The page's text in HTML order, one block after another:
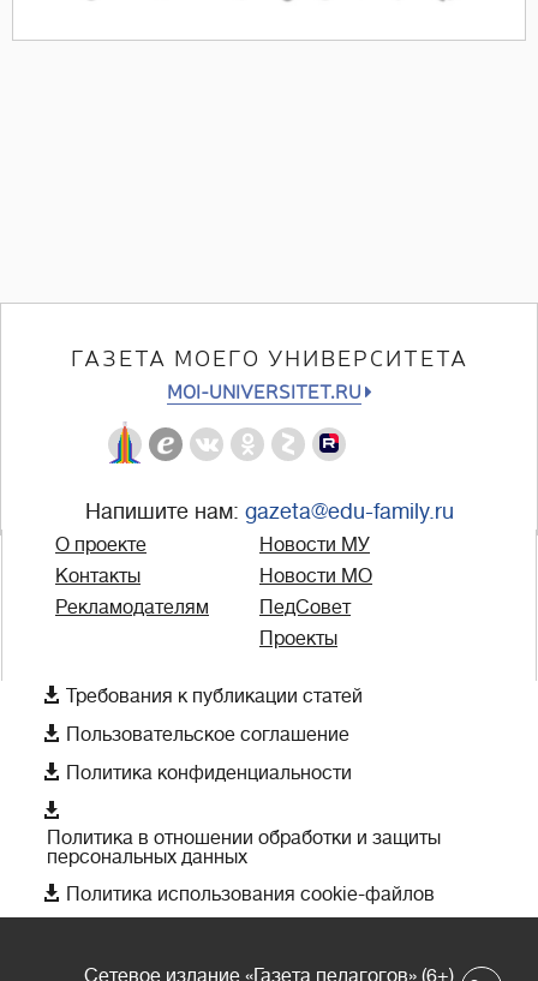
ГАЗЕТА МОЕГО УНИВЕРСИТЕТА
MOI-UNIVERSITET.RU
Напишите нам: gazeta@edu-family.ru
О проекте
Контакты
Рекламодателям
Новости МУ
Новости МО
ПедСовет
Проекты
 Требования к публикации статей
 Пользовательское соглашение
 Политика конфиденциальности

Политика в отношении обработки и защиты
персональных данных
 Политика использования cookie-файлов
Сетевое издание «Газета педагогов» (6+)